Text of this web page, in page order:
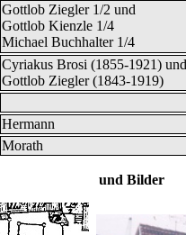
Gottlob Ziegler 1/2 und
Gottlob Kienzle 1/4
Michael Buchhalter 1/4
Cyriakus Brosi (1855-1921) und
Gottlob Ziegler (1843-1919)
Hermann
Morath
Bilder